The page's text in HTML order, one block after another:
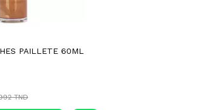
PAILLETE 60ML
TND